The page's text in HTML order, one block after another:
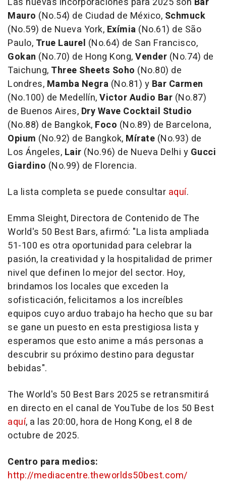
Mauro (No.54) de Ciudad de México, Schmuck
(No.59) de Nueva York, Exímia (No.61) de São
Paulo, True Laurel (No.64) de San Francisco,
Gokan (No.70) de Hong Kong,Vender (No.74) de
Taichung, Three Sheets Soho (No.80) de
Londres, Mamba Negra (No.81) y Bar Carmen
(No.100) de Medellín,Victor Audio Bar (No.87)
de Buenos Aires, Dry Wave Cocktail Studio
(No.88) de Bangkok, Foco (No.89) de Barcelona,
Opium (No.92) de Bangkok, Mírate (No.93) de
Los Ángeles, Lair (No.96) de Nueva Delhi y Gucci
Giardino (No.99) de Florencia.
La lista completa se puede consultar aquí.
Emma Sleight, Directora de Contenido de The
World's 50 Best Bars, afirmó: "La lista ampliada
51-100 es otra oportunidad para celebrar la
pasión, la creatividad y la hospitalidad de primer
nivel que definen lo mejor del sector. Hoy,
brindamos los locales que exceden la
sofisticación, felicitamos a los increíbles
equipos cuyo arduo trabajo ha hecho que su bar
se gane un puesto en esta prestigiosa lista y
esperamos que esto anime a más personas a
descubrir su próximo destino para degustar
bebidas".
The World's 50 Best Bars 2025 se retransmitirá
en directo en el canal de YouTube de los 50 Best
aquí, a las 20:00, hora de Hong Kong, el 8 de
octubre de 2025.
Centro para medios:
http://mediacentre.theworlds50best.com/